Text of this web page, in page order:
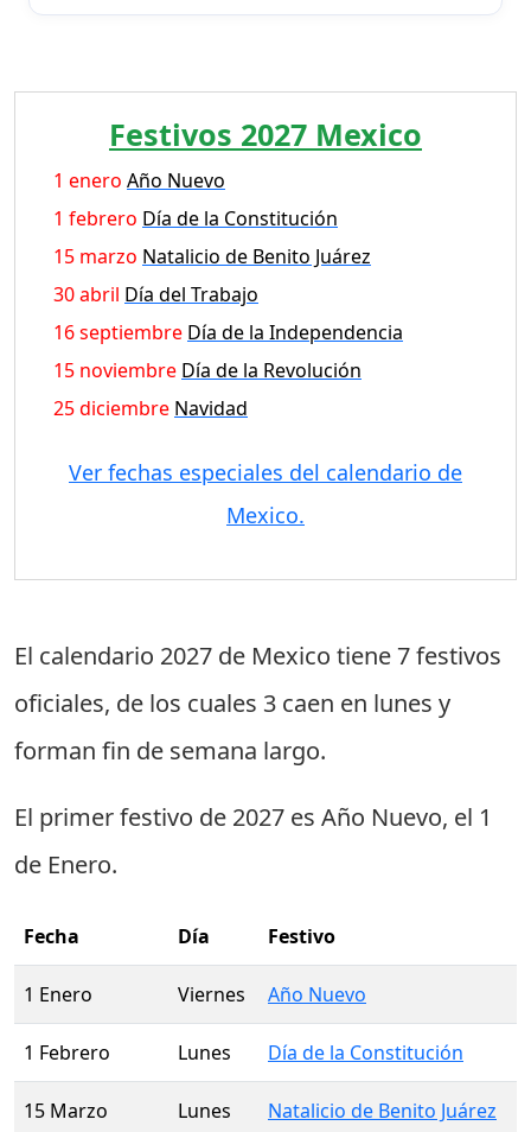
Festivos 2027 Mexico
1 enero Año Nuevo
1 febrero Día de la Constitución
15 marzo Natalicio de Benito Juárez
30 abril Día del Trabajo
16 septiembre Día de la Independencia
15 noviembre Día de la Revolución
25 diciembre Navidad
Ver fechas especiales del calendario de
Mexico.
El calendario 2027 de Mexico tiene7 festivos
oficiales, de los cuales 3 caen en lunes y
forman fin de semana largo.
El primer festivo de 2027 es Año Nuevo, el 1
de Enero.
Fecha Día Festivo
1 Enero Viernes Año Nuevo
1 Febrero Lunes Día de la Constitución
15 Marzo Lunes Natalicio de Benito Juárez